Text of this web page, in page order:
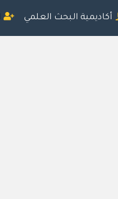
أكاديمية البحث العلمي